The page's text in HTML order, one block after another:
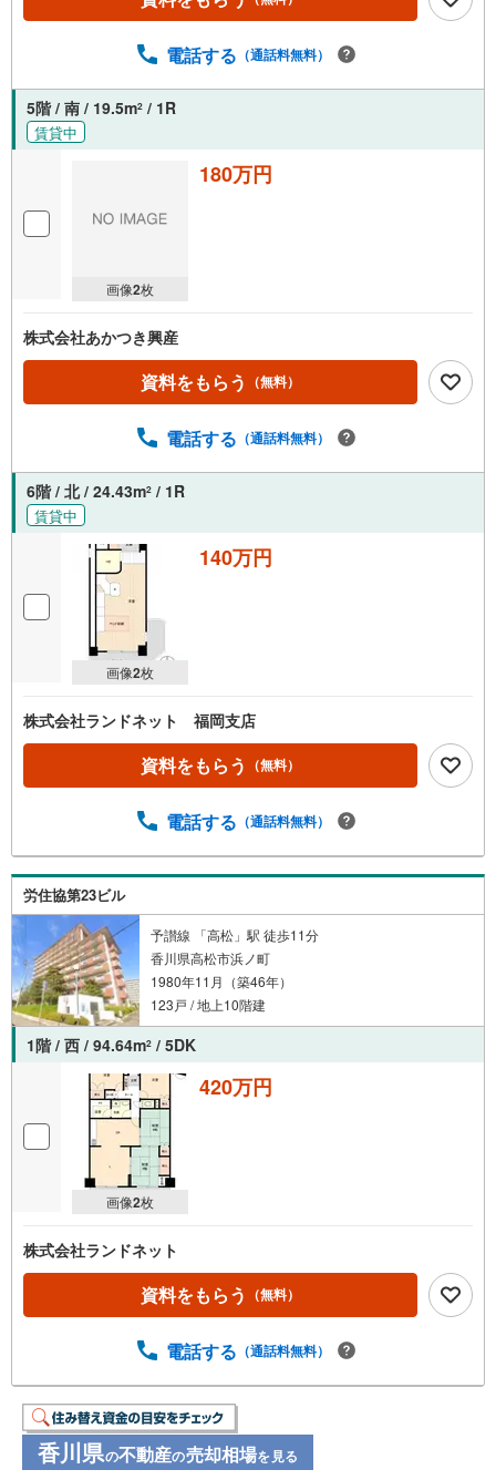
電話する （通話料無料）
5階 / 南 / 19.5m2 / 1R
賃貸中
画像2枚
180万円
株式会社あかつき興産
資料をもらう （無料）
電話する （通話料無料）
6階 / 北 / 24.43m2 / 1R
賃貸中
画像2枚
140万円
株式会社ランドネット 福岡支店
資料をもらう （無料）
電話する （通話料無料）
労住協第23ビル
予讃線 「高松」駅 徒歩11分
香川県高松市浜ノ町
1980年11月（築46年）
123戸 / 地上10階建
1階 / 西 / 94.64m2 / 5DK
画像2枚
420万円
株式会社ランドネット
資料をもらう （無料）
電話する （通話料無料）
香川県の不動産の売却相場を見る